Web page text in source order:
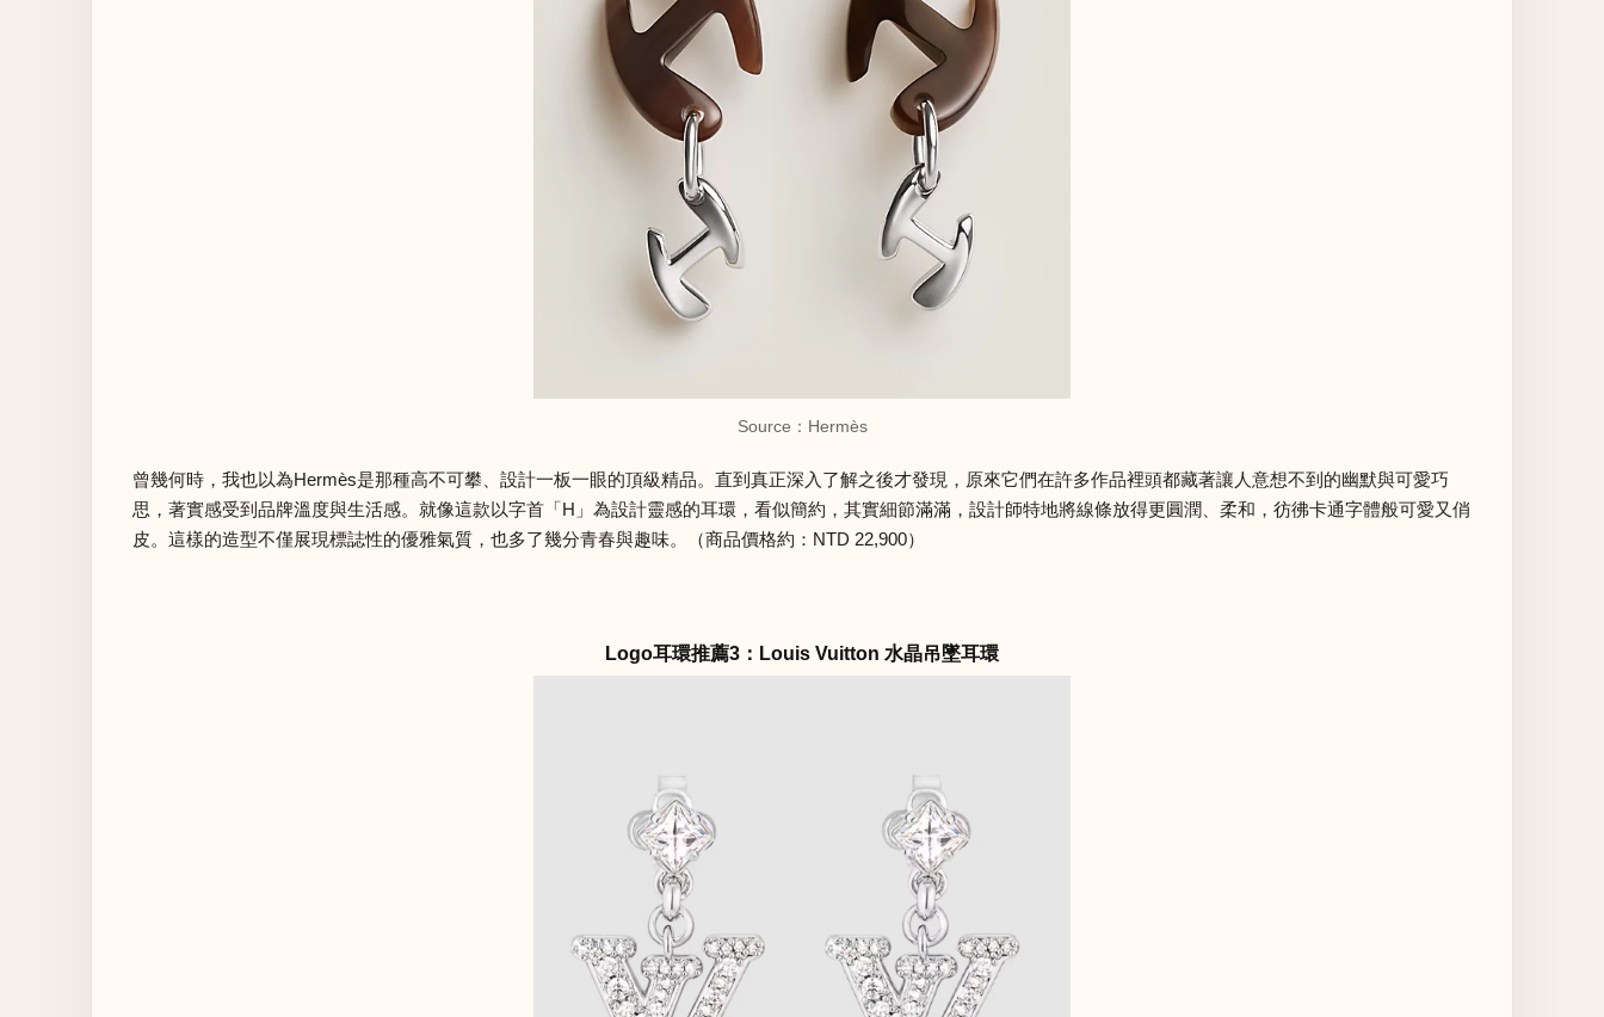
Source： Hermès
曾幾何時，我也以為Hermès是那種高不可攀、設計一板一眼的頂級精品。直到真正深入了解之後才發現，原來它們在許多作品裡頭都藏著讓人意想不到的幽默與可愛巧
思，著實感受到品牌溫度與生活感。就像這款以字首「H」為設計靈感的耳環，看似簡約，其實細節滿滿，設計師特地將線條放得更圓潤、柔和，彷彿卡通字體般可愛又俏
皮。這樣的造型不僅展現標誌性的優雅氣質，也多了幾分青春與趣味。（商品價格約：NTD 22,900）
Logo耳環推薦3：Louis Vuitton 水晶吊墜耳環